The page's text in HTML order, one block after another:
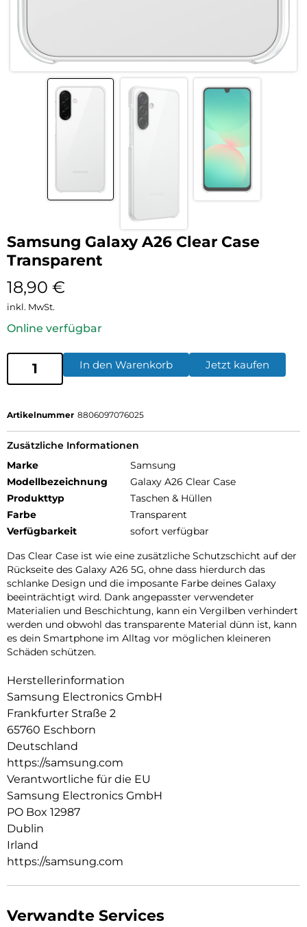
Samsung Galaxy A26 Clear Case
Transparent
18,90 €
inkl. MwSt.
Online verfügbar
In den Warenkorb Jetzt kaufen
Artikelnummer 8806097076025
Zusätzliche Informationen
Marke
Samsung
Modellbezeichnung
Galaxy A26 Clear Case
Produkttyp
Taschen & Hüllen
Farbe
Transparent
Verfügbarkeit
sofort verfügbar
Das Clear Case ist wie eine zusätzliche Schutzschicht auf der
Rückseite des Galaxy A26 5G, ohne dass hierdurch das
schlanke Design und die imposante Farbe deines Galaxy
beeinträchtigt wird. Dank angepasster verwendeter
Materialien und Beschichtung, kann ein Vergilben verhindert
werden und obwohl das transparente Material dünn ist, kann
es dein Smartphone im Alltag vor möglichen kleineren
Schäden schützen.
Herstellerinformation
Samsung Electronics GmbH
Frankfurter Straße 2
65760 Eschborn
Deutschland
https://samsung.com
Verantwortliche für die EU
Samsung Electronics GmbH
PO Box 12987
Dublin
Irland
https://samsung.com
Verwandte Services